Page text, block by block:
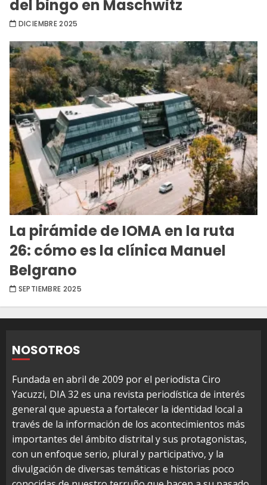
del bingo en Maschwitz
DICIEMBRE 2025
La pirámide de IOMA en la ruta
26: cómo es la clínica Manuel
Belgrano
SEPTIEMBRE 2025
NOSOTROS
Fundada en abril de 2009 por el periodista Ciro
Yacuzzi, DIA 32 es una revista periodística de interés
general que apuesta a fortalecer la identidad local a
través de la información de los acontecimientos más
importantes del ámbito distrital y sus protagonistas,
con un enfoque serio, plural y participativo, y la
divulgación de diversas temáticas e historias poco